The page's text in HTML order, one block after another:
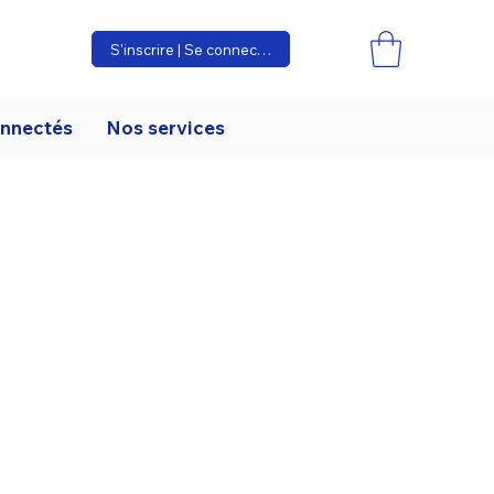
S'inscrire | Se connecter
Nos services